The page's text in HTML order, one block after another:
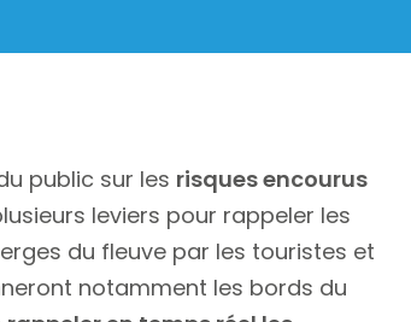
public sur les risques encourus
leviers pour rappeler les
du fleuve par les touristes et
notamment les bords du